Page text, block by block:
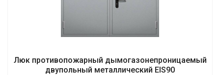
Люк противопожарный дымогазонепроницаемый
двупольный металлический EIS90